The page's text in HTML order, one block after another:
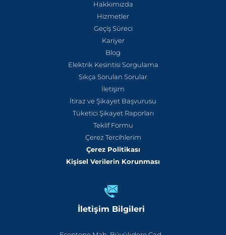
Hakkımızda
Hizmetler
Geçiş Süreci
Kariyer
Blog
Elektrik Kesintisi Sorgulama
Sıkça Sorulan Sorular
İletişim
İtiraz ve Şikayet Başvurusu
Tüketici Şikayet Raporları
Teklif Formu
Çerez Tercihlerim
Çerez Politikası
Kişisel Verilerin Korunması
İletişim Bilgileri